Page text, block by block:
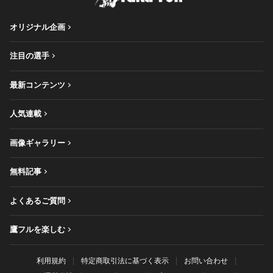
オリジナル企画
注目の選手
最新コンテンツ
人気連載
画像ギャラリー
無料記事
よくあるご質問
鷹フルを楽しむ
利用規約 特定商取引法に基づく表示
お問い合わせ